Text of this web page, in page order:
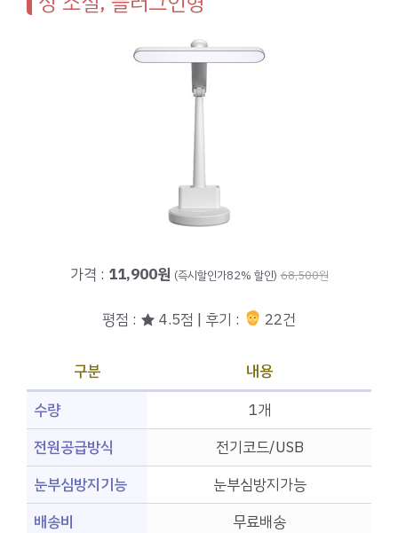
가격 : 11,900원 (즉시할인가82% 할인) 68,500원
평점 : ★ 4.5점 | 후기 : 22건
구분
내용
수량
1개
전원공급방식
전기코드/USB
눈부심방지기능
눈부심방지가능
배송비
무료배송